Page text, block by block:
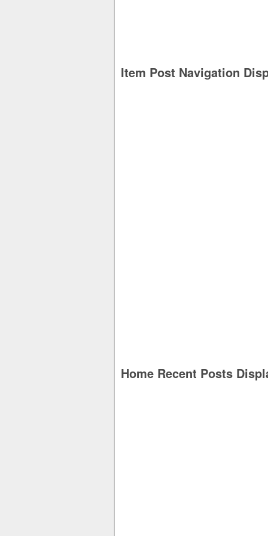
Item Post Navigation
Home Recent Posts